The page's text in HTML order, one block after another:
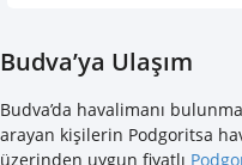
Budva’ya Ulaşım
Budva’da havalimanı
arayan kişilerin Podgoritsa
üzerinden uygun fiyatlı